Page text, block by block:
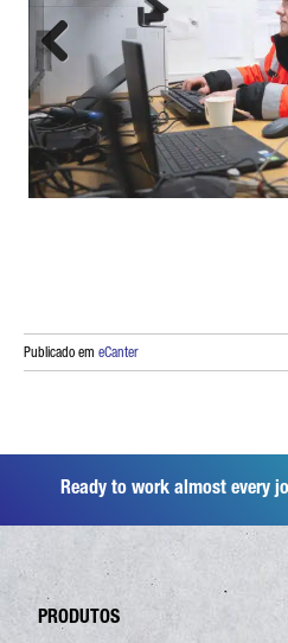
Previous
Publicado em eCanter
Ready to work almost every
PRODUTOS